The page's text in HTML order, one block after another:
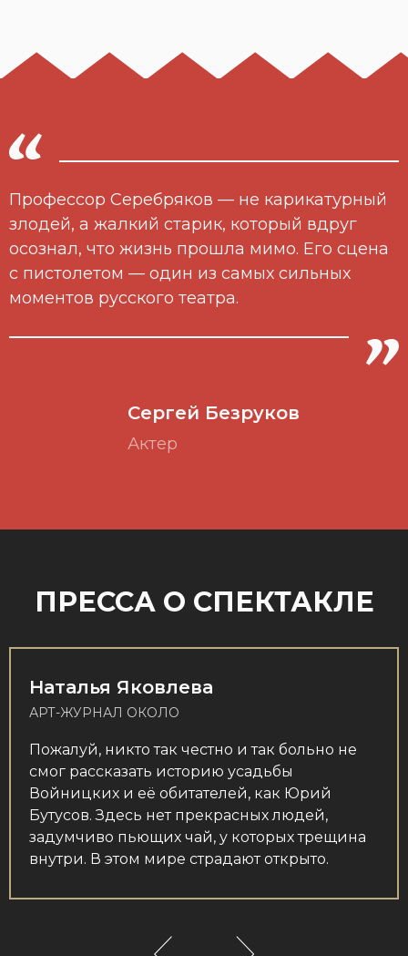
Профессор Серебряков — не карикатурный
злодей, а жалкий старик, который вдруг
осознал, что жизнь прошла мимо. Его сцена
с пистолетом — один из самых сильных
моментов русского театра.
Сергей Безруков
Актер
ПРЕССА О СПЕКТАКЛЕ
Наталья Яковлева
АРТ-ЖУРНАЛ ОКОЛО
Пожалуй, никто так честно и так больно не
смог рассказать историю усадьбы
Войницких и её обитателей, как Юрий
Бутусов. Здесь нет прекрасных людей,
задумчиво пьющих чай, у которых трещина
внутри. В этом мире страдают открыто.